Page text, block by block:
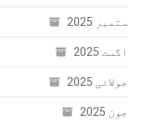
ستمبر 2025
اگست 2025
جولائی 2025
جون 2025